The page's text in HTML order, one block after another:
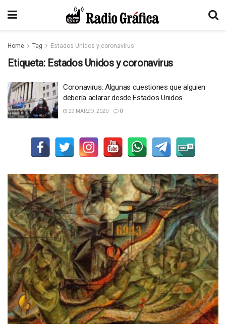
Home Tag Estados Unidos y coronavirus
Etiqueta: Estados Unidos y coronavirus
Coronavirus. Algunas cuestiones que alguien
debería aclarar desde Estados Unidos
29 MARZO, 2020 0